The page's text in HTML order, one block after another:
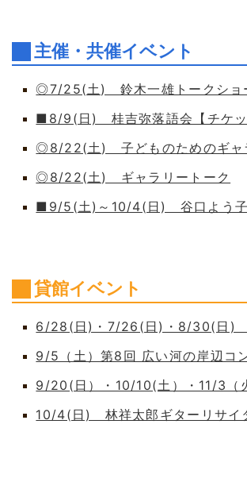
主催・共催イベント
◎7/25(土) 鈴木一雄トークショ
■8/9(日) 桂吉弥落語会【チケッ
◎8/22(土) 子どものためのギャ
◎8/22(土) ギャラリートーク
■9/5(土)～10/4(日) 谷口よう子
貸館イベント
6/28(日)・7/26(日)・8/30(日)
9/5（土）第8回 広い河の岸辺コ
9/20(日）・10/10(土）・11/3
10/4(日) 林祥太郎ギターリサイ